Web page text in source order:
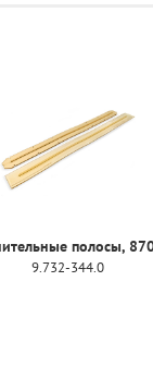
полосы,
9.732-344.0